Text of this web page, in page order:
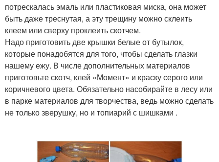
потрескалась эмаль или пластиковая миска, она может
быть даже треснутая, а эту трещину можно склеить
клеем или сверху проклеить скотчем.
Надо приготовить две крышки белые от бутылок,
которые понадобятся для того, чтобы сделать глазки
нашему ежу. В числе дополнительных материалов
приготовьте скотч, клей «Момент» и краску серого или
коричневого цвета. Обязательно насобирайте в лесу или
в парке материалов для творчества, ведь можно сделать
не только зверушку, но и топиарий с шишками .